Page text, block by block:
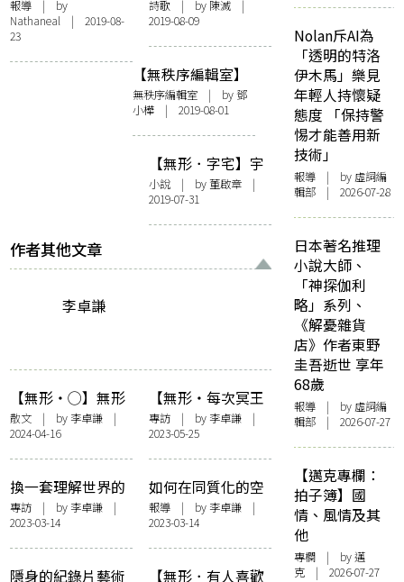
來︰「自宅字築」
文學 X 視藝對話展
報導 | by
Nathaneal | 2019-08-
23
老年大廈
詩歌| by 陳滅|
2019-08-09
【無秩序編輯室】
前置詞︰字宅的遠
颺
無秩序編輯室 | by鄧
小樺 | 2019-08-01
【無形．字宅】宇
小說| by 董啟章 |
2019-07-31
作者其他文章
李卓謙
【無形・◯】無形
易碎
散文 | by 李卓謙 |
2024-04-16
【無形・每次冥王
星靠近的時分】體
認餘生，預想救贖
——訪問《崩末》
作者勞緯洛
專訪| by 李卓謙|
2023-05-25
換一套理解世界的
方法：訪問
《Sample樣本》編
輯部
專訪 | by 李卓謙 |
2023-03-14
如何在同質化的空
間中尋找可能——
記駱頴佳「否定性
的否定——韓炳哲
論他者缺席下的無
報導| by 李卓謙|
2023-03-14
隱身的紀錄片藝術
【無形．有人喜歡
Nolan斥AI為
「透明的特洛
伊木馬」樂見
年輕人持懷疑
態度 「保持警
惕才能善用新
技術」
報導 | by 虛詞編
輯部 | 2026-07-28
日本著名推理
小說大師、
「神探伽利
略」系列、
《解憂雜貨
店》作者東野
圭吾逝世 享年
68歲
報導 | by 虛詞編
輯部 | 2026-07-27
【邁克專欄：
拍子簿】國
情、風情及其
他
專欄 | by邁
克 | 2026-07-27